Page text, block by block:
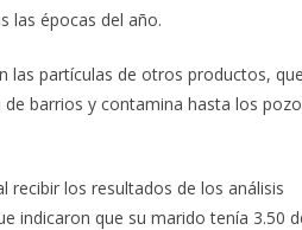
las épocas del año.
las partículas de otros productos,
barrios y contamina hasta los
recibir los resultados de los análisis
indicaron que su marido tenía 3.50